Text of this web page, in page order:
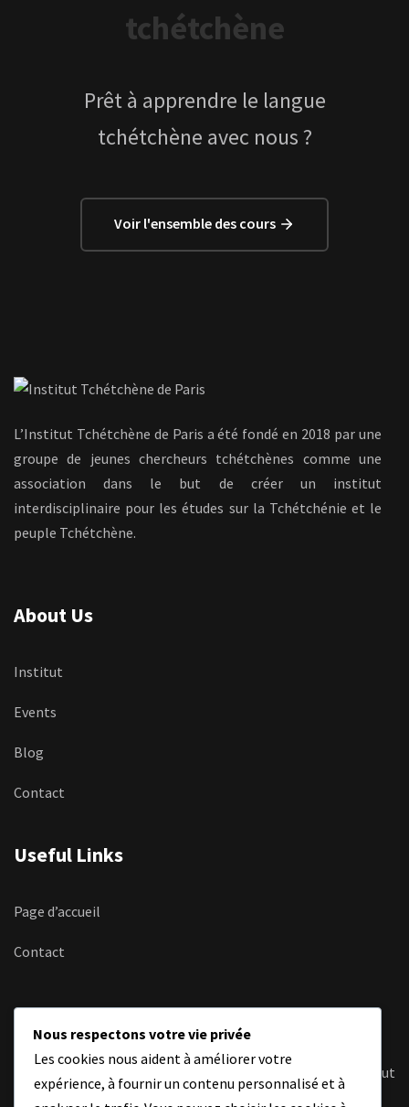
tchétchène
Prêt à apprendre le langue
tchétchène avec nous ?
Voir l'ensemble des cours
L’Institut Tchétchène de Paris a été fondé en 2018 par une
groupe de jeunes chercheurs tchétchènes comme une
association dans le but de créer un institut
interdisciplinaire pour les études sur la Tchétchénie et le
peuple Tchétchène.
About Us
Institut
Events
Blog
Contact
Useful Links
Page d’accueil
Contact
Lettre d’information
Recevez les dernières actualités et informations de l’Institut
Tchétchène de Paris directement dans votre boîte mail.
Nous respectons votre vie privée
Les cookies nous aident à améliorer votre
expérience, à fournir un contenu personnalisé et à